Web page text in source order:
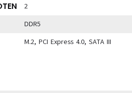
2
DDR5
M.2, PCI Express 4.0, SATA III